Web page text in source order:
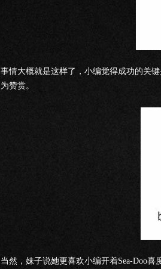
事情大概就是这样了，小编觉得成功的关
为赞赏。
当然，妹子说她更喜欢小编开着Sea-Doo喜